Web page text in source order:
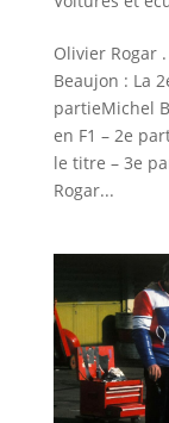
Olivier Rogar
Beaujon : La
partieMichel
en F1 – 2e
le titre – 3e
Rogar...